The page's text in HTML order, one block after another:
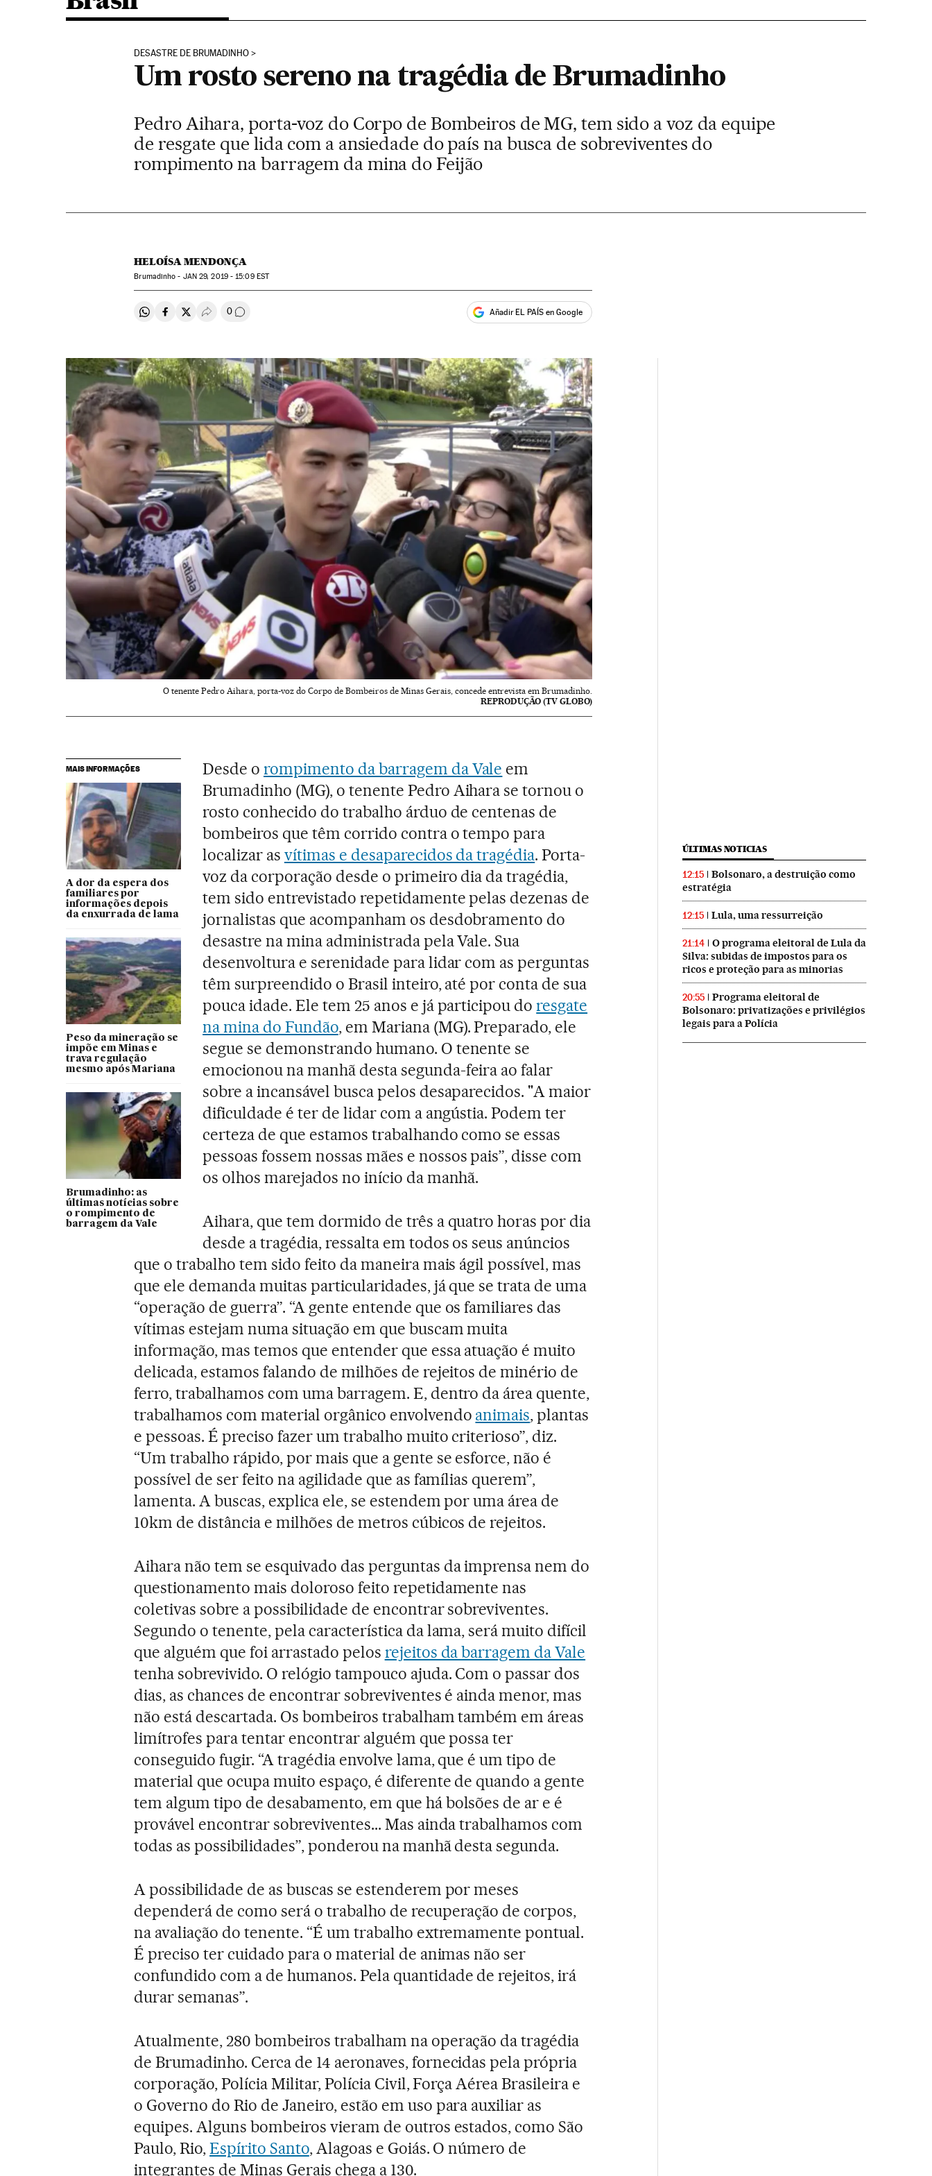
DESASTRE DE BRUMADINHO
Um rosto sereno na tragédia de Brumadinho
Pedro Aihara, porta-voz do Corpo de Bombeiros de MG, tem sido a voz da equipe
de resgate que lida com a ansiedade do país na busca de sobreviventes do
rompimento na barragem da mina do Feijão
HELOÍSA MENDONÇA
Brumadinho - JAN29, 2019 - 15:09EST
Compartir en Whatsapp
Compartir en Facebook
Compartir en Twitter
Desplegar Redes Sociales
0 Comentários Añadir EL PAÍS en Google
O tenente Pedro Aihara, porta-voz do Corpo de Bombeiros de Minas Gerais, concede entrevista em Brumadinho.
REPRODUÇÃO (TV GLOBO)
MAIS INFORMAÇÕES
A dor da espera dos
familiares por
informações depois
da enxurrada de lama
Peso da mineração se
impõe em Minas e
trava regulação
mesmo após Mariana
Brumadinho: as
últimas notícias sobre
o rompimento de
barragem da Vale
Desde orompimento da barragem da Vale em
Brumadinho (MG), o tenente Pedro Aihara se tornou o
rosto conhecido do trabalho árduo de centenas de
bombeiros que têm corrido contra o tempo para
localizar as vítimas e desaparecidos da tragédia. Porta-
voz da corporação desde o primeiro dia da tragédia,
tem sido entrevistado repetidamente pelas dezenas de
jornalistas que acompanham os desdobramento do
desastre na mina administrada pela Vale. Sua
desenvoltura e serenidade para lidar com as perguntas
têm surpreendido o Brasil inteiro, até por conta de sua
pouca idade. Ele tem 25 anos e já participou doresgate
na mina do Fundão, em Mariana (MG). Preparado, ele
segue se demonstrando humano. O tenente se
emocionou na manhã desta segunda-feira ao falar
sobre a incansável busca pelos desaparecidos. "A maior
dificuldade é ter de lidar com a angústia. Podem ter
certeza de que estamos trabalhando como se essas
pessoas fossem nossas mães e nossos pais”, disse com
os olhos marejados no início da manhã.
Aihara, que tem dormido de três a quatro horas por dia
desde a tragédia, ressalta em todos os seus anúncios
que o trabalho tem sido feito da maneira mais ágil possível, mas
que ele demanda muitas particularidades, já que se trata de uma
“operação de guerra”. “A gente entende que os familiares das
vítimas estejam numa situação em que buscam muita
informação, mas temos que entender que essa atuação é muito
delicada, estamos falando de milhões de rejeitos de minério de
ferro, trabalhamos com uma barragem. E, dentro da área quente,
trabalhamos com material orgânico envolvendo animais, plantas
e pessoas. É preciso fazer um trabalho muito criterioso”, diz.
“Um trabalho rápido, por mais que a gente se esforce, não é
possível de ser feito na agilidade que as famílias querem”,
lamenta. A buscas, explica ele, se estendem por uma área de
10km de distância e milhões de metros cúbicos de rejeitos.
Aihara não tem se esquivado das perguntas da imprensa nem do
questionamento mais doloroso feito repetidamente nas
coletivas sobre a possibilidade de encontrar sobreviventes.
Segundo o tenente, pela característica da lama, será muito difícil
que alguém que foi arrastado pelos rejeitos da barragem da Vale
tenha sobrevivido. O relógio tampouco ajuda. Com o passar dos
dias, as chances de encontrar sobreviventes é ainda menor, mas
não está descartada. Os bombeiros trabalham também em áreas
limítrofes para tentar encontrar alguém que possa ter
conseguido fugir. “A tragédia envolve lama, que é um tipo de
material que ocupa muito espaço, é diferente de quando a gente
tem algum tipo de desabamento, em que há bolsões de ar e é
provável encontrar sobreviventes... Mas ainda trabalhamos com
todas as possibilidades”, ponderou na manhã desta segunda.
A possibilidade de as buscas se estenderem por meses
dependerá de como será o trabalho de recuperação de corpos,
na avaliação do tenente. “É um trabalho extremamente pontual.
É preciso ter cuidado para o material de animas não ser
confundido com a de humanos. Pela quantidade de rejeitos, irá
durar semanas”.
Atualmente, 280 bombeiros trabalham na operação da tragédia
de Brumadinho. Cerca de 14 aeronaves, fornecidas pela própria
corporação, Polícia Militar, Polícia Civil, Força Aérea Brasileira e
o Governo do Rio de Janeiro, estão em uso para auxiliar as
equipes. Alguns bombeiros vieram de outros estados, como São
Paulo, Rio,Espírito Santo, Alagoas e Goiás. O número de
integrantes de Minas Gerais chega a 130.
ÚLTIMAS NOTICIAS
12:15
Bolsonaro, a destruição como
estratégia
12:15 Lula, uma ressurreição
21:14
O programa eleitoral de Lula da
Silva: subidas de impostos para os
ricos e proteção para as minorias
20:55
Programa eleitoral de
Bolsonaro: privatizações e privilégios
legais para a Polícia